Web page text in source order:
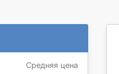
Средняя цена